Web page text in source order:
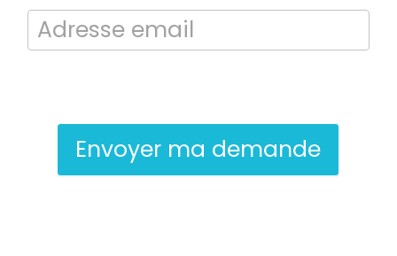
Bilan énergétique
Envoyer ma demande